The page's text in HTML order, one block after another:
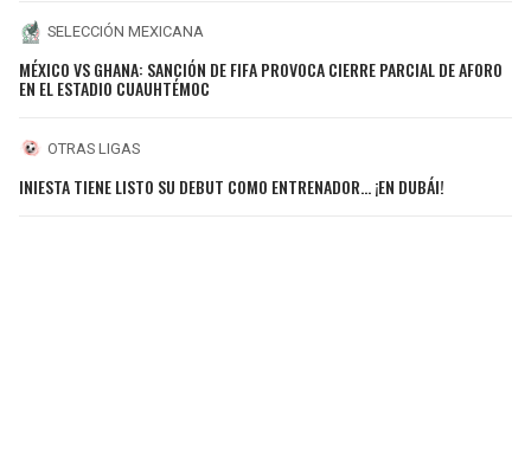
SELECCIÓN MEXICANA
MÉXICO VS GHANA: SANCIÓN DE FIFA PROVOCA CIERRE PARCIAL DE AFORO
EN EL ESTADIO CUAUHTÉMOC
OTRAS LIGAS
INIESTA TIENE LISTO SU DEBUT COMO ENTRENADOR... ¡EN DUBÁI!